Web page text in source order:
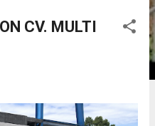
CV. MULTI